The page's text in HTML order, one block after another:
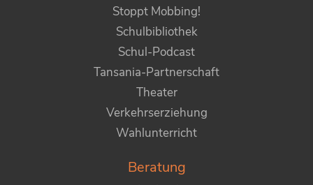
Stoppt Mobbing!
Schulbibliothek
Schul-Podcast
Tansania-Partnerschaft
Theater
Verkehrserziehung
Wahlunterricht
Beratung